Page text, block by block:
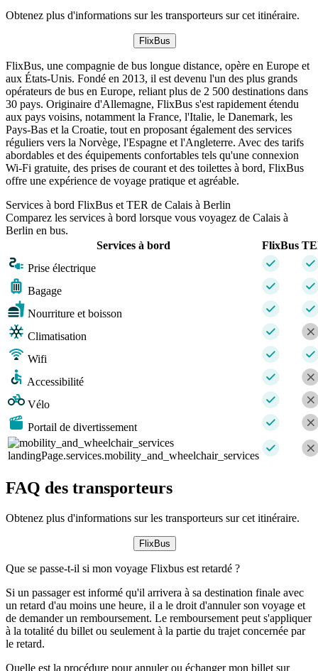
Obtenez plus d'informations sur les transporteurs sur cet itinéraire.
FlixBus
FlixBus, une compagnie de bus longue distance, opère en Europe et
aux États-Unis. Fondé en 2013, il est devenu l'un des plus grands
opérateurs de bus en Europe, reliant plus de 2 500 destinations dans
30 pays. Originaire d'Allemagne, FlixBus s'est rapidement étendu
aux pays voisins, notamment la France, l'Italie, le Danemark, les
Pays-Bas et la Croatie, tout en proposant également des services
réguliers vers la Norvège, l'Espagne et l'Angleterre. Avec des tarifs
abordables et des équipements confortables tels qu'une connexion
Wi-Fi gratuite, des prises de courant et des toilettes à bord, FlixBus
offre une expérience de voyage pratique et agréable.
Services à bord FlixBus et TER de Calais à Berlin
Comparez les services à bord lorsque vous voyagez de Calais à
Berlin en bus.
Services à bord
FlixBus
Prise électrique
Bagage
Nourriture et boisson
Climatisation
Wifi
Accessibilité
Vélo
Portail de divertissement
landingPage.services.mobility_and_wheelchair_services
FAQ des transporteurs
Obtenez plus d'informations sur les transporteurs sur cet itinéraire.
FlixBus
Que se passe-t-il si mon voyage Flixbus est retardé ?
Si un passager est informé qu'il arrivera à sa destination finale avec
un retard d'au moins une heure, il a le droit d'annuler son voyage et
de demander un remboursement. Le remboursement peut s'appliquer
à la totalité du billet ou seulement à la partie du trajet concernée par
le retard.
Quelle est la procédure pour annuler ou échanger mon billet sur